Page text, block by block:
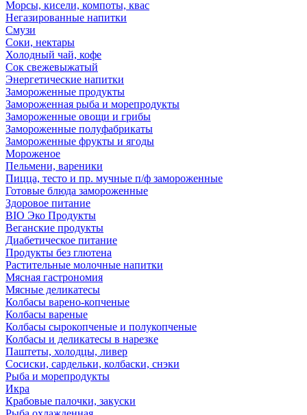
Морсы, кисели, компоты, квас
Негазированные напитки
Смузи
Соки, нектары
Холодный чай, кофе
Сок свежевыжатый
Энергетические напитки
Замороженные продукты
Замороженная рыба и морепродукты
Замороженные овощи и грибы
Замороженные полуфабрикаты
Замороженные фрукты и ягоды
Мороженое
Пельмени, вареники
Пицца, тесто и пр. мучные п/ф замороженные
Готовые блюда замороженные
Здоровое питание
BIO Эко Продукты
Веганские продукты
Диабетическое питание
Продукты без глютена
Растительные молочные напитки
Мясная гастрономия
Мясные деликатесы
Колбасы варено-копченые
Колбасы вареные
Колбасы сырокопченые и полукопченые
Колбасы и деликатесы в нарезке
Паштеты, холодцы, ливер
Сосиски, сардельки, колбаски, снэки
Рыба и морепродукты
Икра
Крабовые палочки, закуски